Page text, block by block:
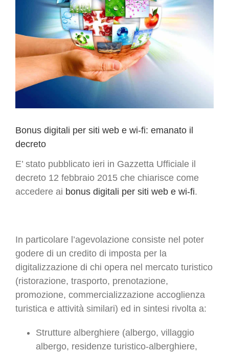
Bonus digitali per siti web e wi-fi: emanato il
decreto
E’ stato pubblicato ieri in Gazzetta Ufficiale il
decreto 12 febbraio 2015 che chiarisce come
accedere ai bonus digitali per siti web e wi-fi.
In particolare l’agevolazione consiste nel poter
godere di un credito di imposta per la
digitalizzazione di chi opera nel mercato turistico
(ristorazione, trasporto, prenotazione,
promozione, commercializzazione accoglienza
turistica e attività similari) ed in sintesi rivolta a:
Strutture alberghiere (albergo, villaggio
albergo, residenze turistico-alberghiere,